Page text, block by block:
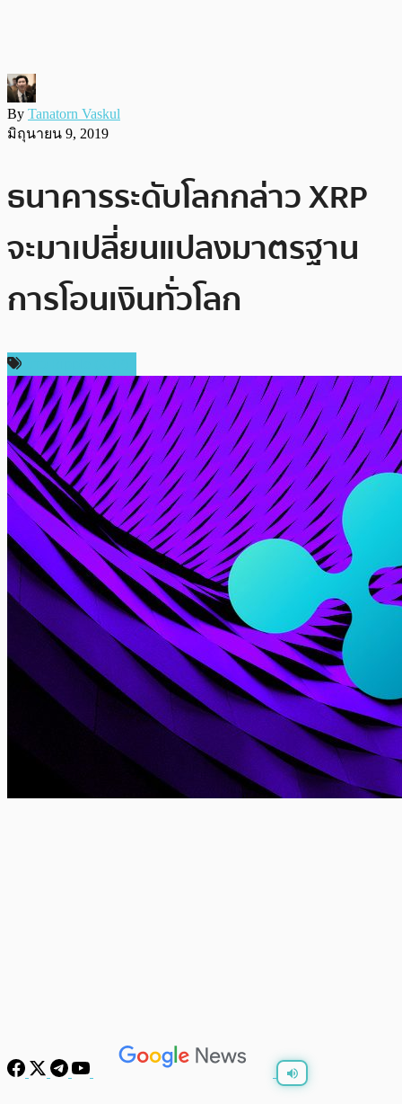
By Tanatorn Vaskul
มิถุนายน 9, 2019
ธนาคารระดับโลกกล่าว XRP
จะมาเปลี่ยนแปลงมาตรฐาน
การโอนเงินทั่วโลก